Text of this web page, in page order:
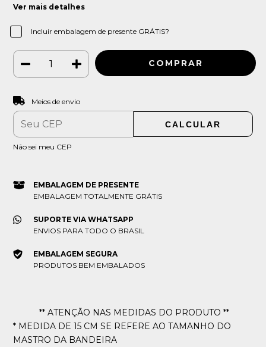
Ver mais detalhes
Incluir embalagem de presente GRÁTIS?
Entregas para o CEP:
Meios de envio
CALCULAR
Não sei meu CEP
EMBALAGEM DE PRESENTE
EMBALAGEM TOTALMENTE GRÁTIS
SUPORTE VIA WHATSAPP
ENVIOS PARA TODO O BRASIL
EMBALAGEM SEGURA
PRODUTOS BEM EMBALADOS
** ATENÇÃO NAS MEDIDAS DO PRODUTO **
* MEDIDA DE 15 CM SE REFERE AO TAMANHO DO
MASTRO DA BANDEIRA